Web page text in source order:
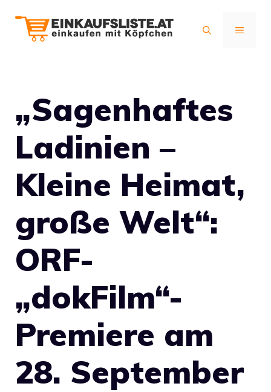
Inhalt
MENÜ
„Sagenhaftes
Ladinien –
Kleine Heimat,
große Welt“:
ORF-
„dokFilm“-
Premiere am
28. September